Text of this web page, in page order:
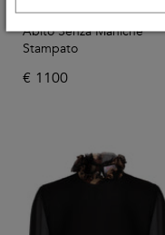
PUCCI
Abito Senza Maniche
Stampato
€ 1100